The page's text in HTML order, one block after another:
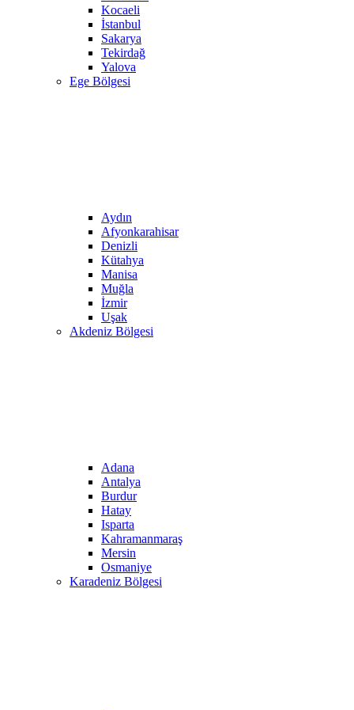
Kocaeli
İstanbul
Sakarya
Tekirdağ
Yalova
Ege Bölgesi
Aydın
Afyonkarahisar
Denizli
Kütahya
Manisa
Muğla
İzmir
Uşak
Akdeniz Bölgesi
Adana
Antalya
Burdur
Hatay
Isparta
Kahramanmaraş
Mersin
Osmaniye
Karadeniz Bölgesi